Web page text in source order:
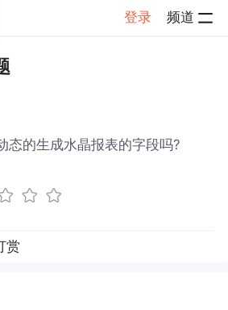
登录 频道
帖子详情
态的生成水晶报表的字段吗?
赏